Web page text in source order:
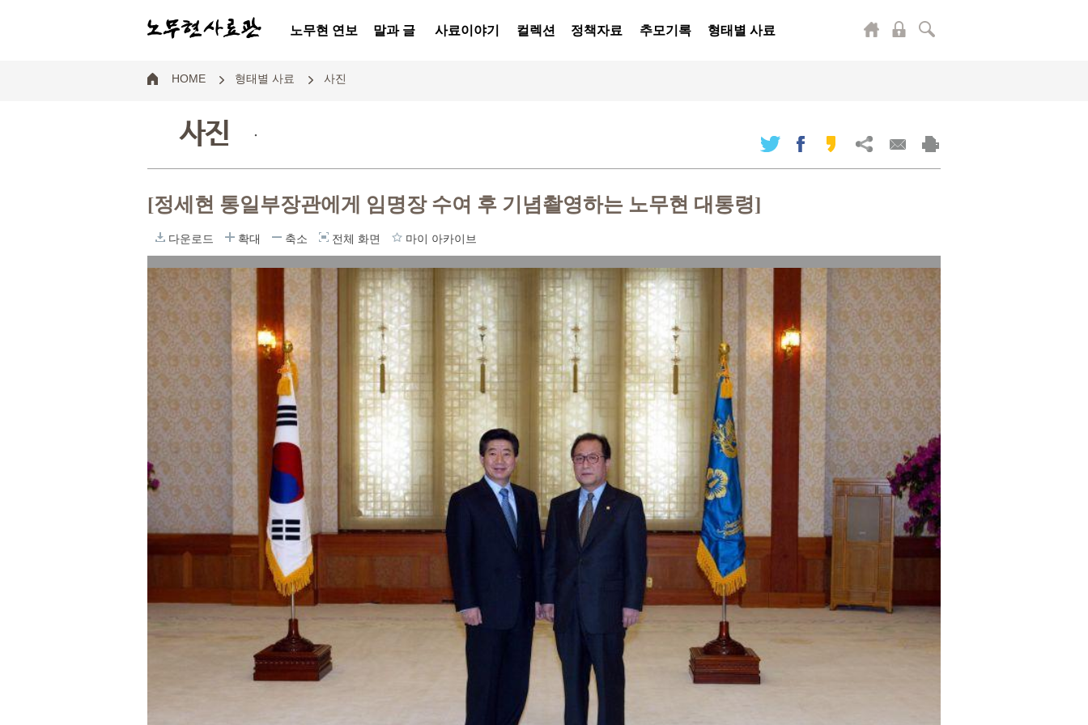
노무현 연보 말과 글 사료이야기 컬렉션 정책자료 추모기록 형태별 사료
HOME 형태별 사료 사진
사진 .
[정세현 통일부장관에게 임명장 수여 후 기념촬영하는 노무현 대통령]
다운로드 확대 축소 전체 화면 마이 아카이브